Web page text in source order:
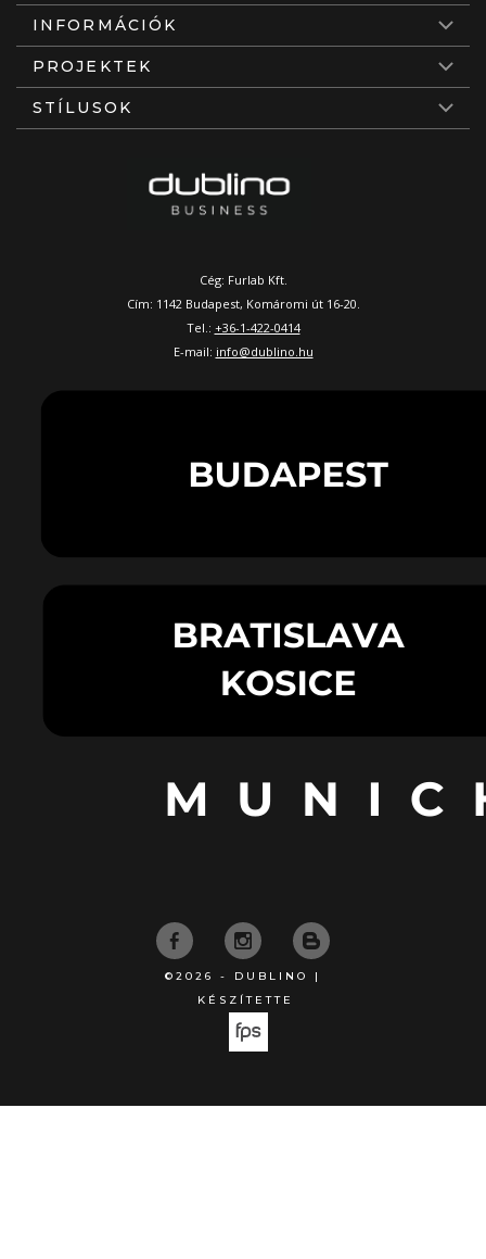
INFORMÁCIÓK
PROJEKTEK
STÍLUSOK
Cég: Furlab Kft.
Cím: 1142 Budapest, Komáromi út 16-20.
Tel.: +36-1-422-0414
E-mail: info@dublino.hu
©2026 - DUBLINO |
KÉSZÍTETTE